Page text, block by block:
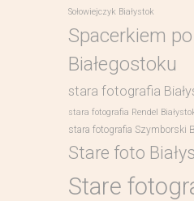
Sołowiejczyk Białystok
Spacerkiem
Białegostoku
stara fotografia
stara fotografia Rendel
stara fotografia Szymborski
Stare foto
Stare